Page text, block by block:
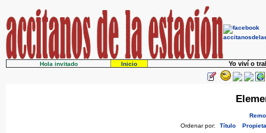
Hola invitado Inicio Yo viví o
Ordenar por:
Título